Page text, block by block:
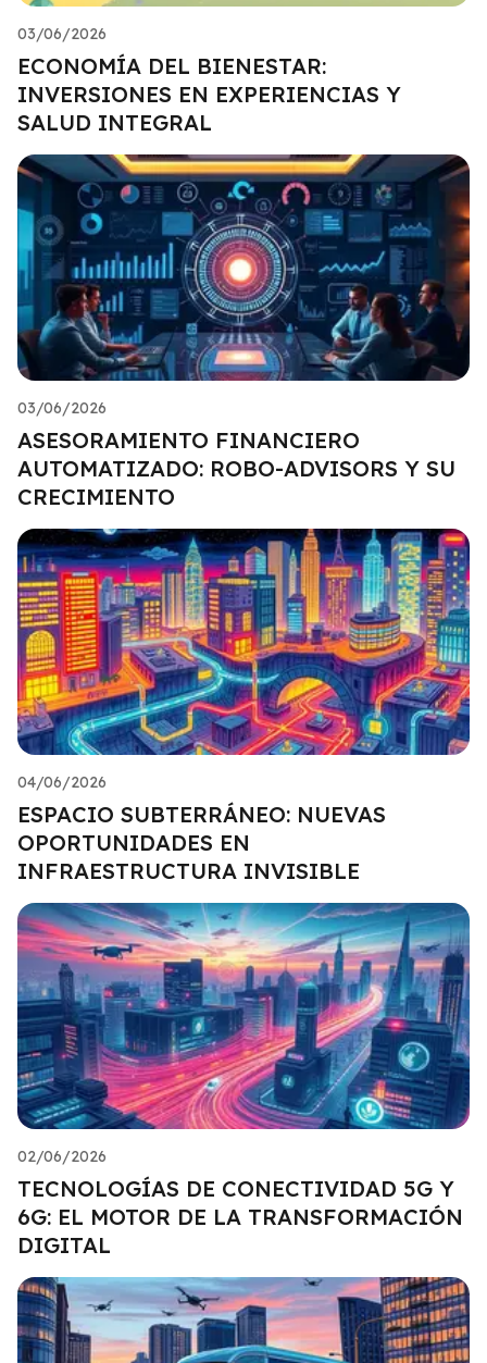
03/06/2026
ECONOMÍA DEL BIENESTAR:
INVERSIONES EN EXPERIENCIAS Y
SALUD INTEGRAL
03/06/2026
ASESORAMIENTO FINANCIERO
AUTOMATIZADO: ROBO-ADVISORS Y SU
CRECIMIENTO
04/06/2026
ESPACIO SUBTERRÁNEO: NUEVAS
OPORTUNIDADES EN
INFRAESTRUCTURA INVISIBLE
02/06/2026
TECNOLOGÍAS DE CONECTIVIDAD 5G Y
6G: EL MOTOR DE LA TRANSFORMACIÓN
DIGITAL